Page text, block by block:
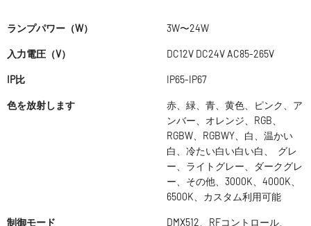
ランプパワー（W） 3W〜24W
入力電圧（V） DC12V DC24V AC85-265V
IP比 IP65-IP67
色を放射します
赤、緑、青、黄色、ピンク、ア
ンバー、オレンジ、RGB、
RGBW、RGBWY、白、温かい
白、冷たい白い白い白、 グレ
ー、ライトグレー、ダークグレ
ー、その他、3000K、4000K、
6500K、カスタム利用可能
制御モード
DMX512、RFコントロール、